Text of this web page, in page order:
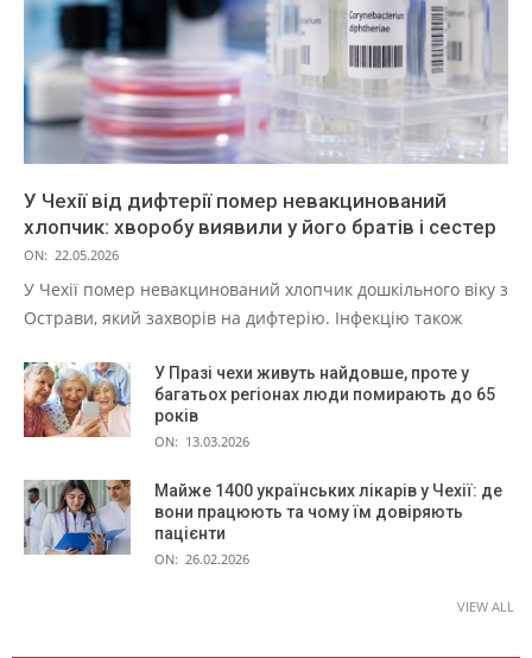
У Чехії від дифтерії помер невакцинований
хлопчик: хворобу виявили у його братів і сестер
ON: 22.05.2026
У Чехії помер невакцинований хлопчик дошкільного віку з
Острави, який захворів на дифтерію. Інфекцію також
У Празі чехи живуть найдовше, проте у
багатьох регіонах люди помирають до 65
років
ON: 13.03.2026
Майже 1400 українських лікарів у Чехії: де
вони працюють та чому їм довіряють
пацієнти
ON: 26.02.2026
VIEW ALL